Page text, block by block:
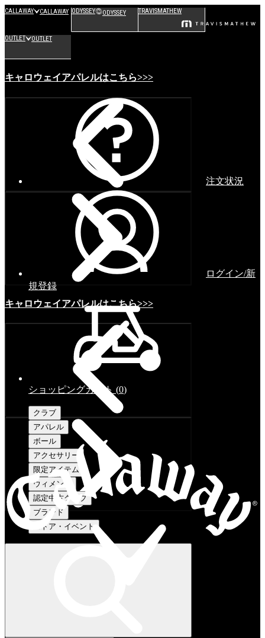
CALLAWAY CALLAWAY ODYSSEY ODYSSEY TRAVISMATHEW
OUTLET OUTLET
キャロウェイアパレルはこちら>>>
キャロウェイアパレルはこちら>>>
注文状況
ログイン/新
規登録
ショッピングカート (0)
クラブ
アパレル
ボール
アクセサリー
限定アイテム
ウィメンズ
認定中古クラブ
ブランド
ストア・イベント